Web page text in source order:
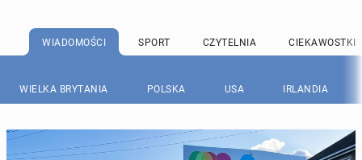
WIADOMOŚCI SPORT CZYTELNIA CIEKAWOSTKI
WIELKA BRYTANIA POLSKA USA IRLANDIA